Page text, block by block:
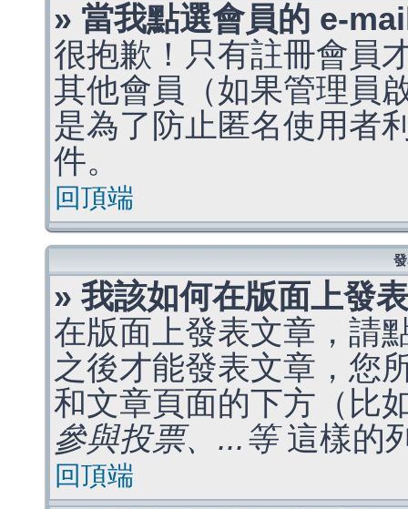
» 當我點選會員的 e-
很抱歉！只有註冊會員
其他會員（如果管理員
是為了防止匿名使用者
件。
回頂端
» 我該如何在版面上發
在版面上發表文章，請
之後才能發表文章，您
和文章頁面的下方（比
參與投票、...等這樣的
回頂端